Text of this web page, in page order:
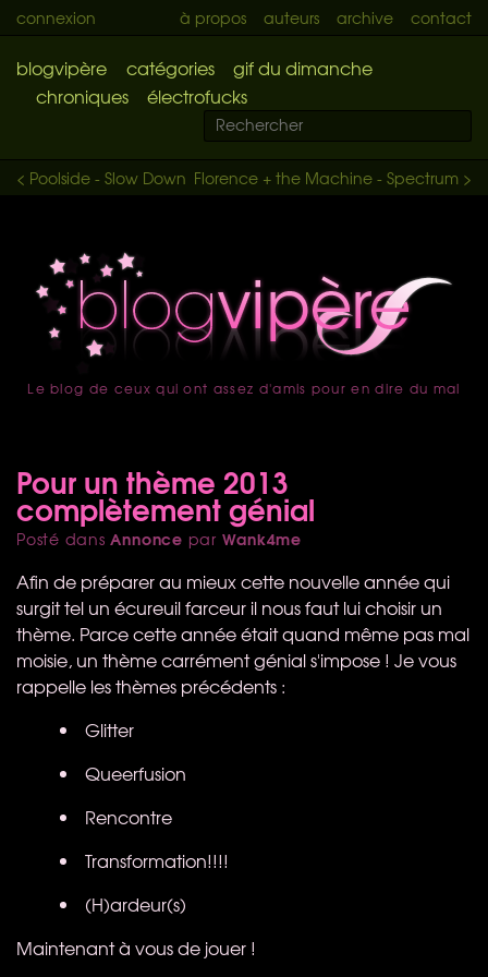
connexion à propos auteurs archive contact
blogvipère catégories
gif du dimanche
chroniques
électrofucks
Florence + the Machine - Spectrum >
< Poolside - Slow Down
accueil
Le blog de ceux qui ont assez d'amis pour en dire du mal
Pour un thème 2013
complètement génial
Posté dansAnnonce par Wank4me
Afin de préparer au mieux cette nouvelle année qui
surgit tel un écureuil farceur il nous faut lui choisir un
thème. Parce cette année était quand même pas mal
moisie, un thème carrément génial s'impose ! Je vous
rappelle les thèmes précédents :
Glitter
Queerfusion
Rencontre
Transformation!!!!
(H)ardeur(s)
Maintenant à vous de jouer !